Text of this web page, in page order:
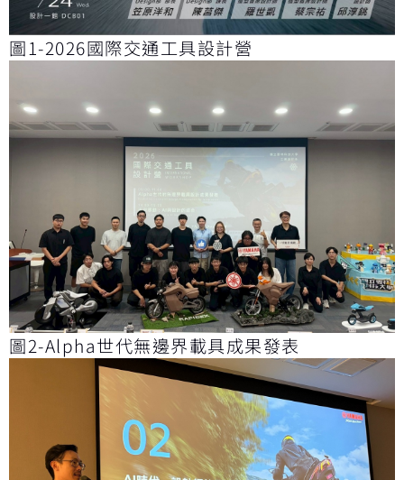
圖1-2026國際交通工具設計營
圖2-Alpha世代無邊界載具成果發表